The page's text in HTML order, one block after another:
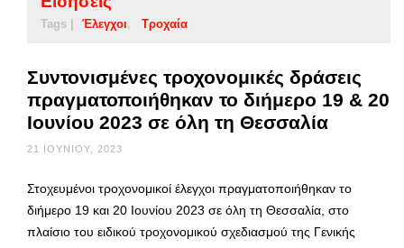
Tags | Έλεγχοι Τροχαία
Συντονισμένες τροχονομικές δράσεις
πραγματοποιήθηκαν το διήμερο 19 & 20
Ιουνίου 2023 σε όλη τη Θεσσαλία
21 ΙΟΥΝΊΟΥ, 2023
Στοχευμένοι τροχονομικοί έλεγχοι πραγματοποιήθηκαν το
διήμερο 19 και 20 Ιουνίου 2023 σε όλη τη Θεσσαλία, στο
πλαίσιο του ειδικού τροχονομικού σχεδιασμού της Γενικής